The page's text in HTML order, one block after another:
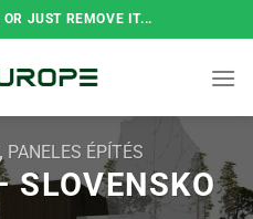
JUST REMOVE IT...
, PANELES ÉPÍTÉS
SLOVENSKO